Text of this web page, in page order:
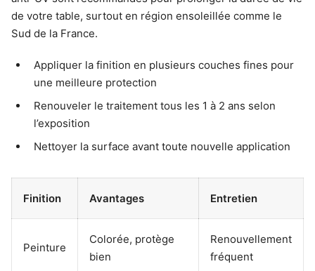
de votre table, surtout en région ensoleillée comme le
Sud de la France.
Appliquer la finition en plusieurs couches fines pour
une meilleure protection
Renouveler le traitement tous les 1 à 2 ans selon
l’exposition
Nettoyer la surface avant toute nouvelle application
Finition Avantages Entretien
Peinture
Colorée, protège
bien
Renouvellement
fréquent